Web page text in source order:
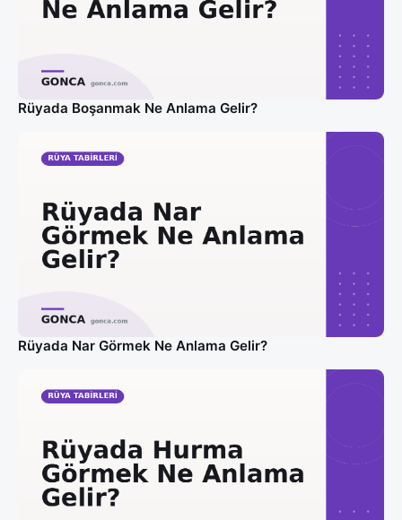
Rüyada Boşanmak Ne Anlama Gelir?
Rüyada Nar Görmek Ne Anlama Gelir?